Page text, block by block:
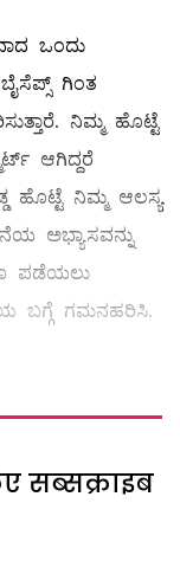
ಒಂದು
ಗಿಂತ
ನಿಮ್ಮ ಹೊಟ್ಟೆ
ಆಗಿದ್ದರೆ
ಹೊಟ್ಟೆ ನಿಮ್ಮ ಆಲಸ್ಯ
ಅಭ್ಯಾಸವನ್ನು
ಪಡೆಯಲು
ಬಗ್ಗೆ ಗಮನಹರಿಸಿ.
सब्सक्राइब